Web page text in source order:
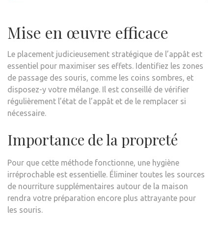
Mise en œuvre efficace
Le placement judicieusement stratégique de l’appât est
essentiel pour maximiser ses effets. Identifiez les zones
de passage des souris, comme les coins sombres, et
disposez-y votre mélange. Il est conseillé de vérifier
régulièrement l’état de l’appât et de le remplacer si
nécessaire.
Importance de la propreté
Pour que cette méthode fonctionne, une hygiène
irréprochable est essentielle. Éliminer toutes les sources
de nourriture supplémentaires autour de la maison
rendra votre préparation encore plus attrayante pour
les souris.